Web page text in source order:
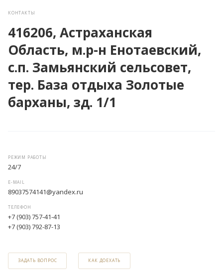
КОНТАКТЫ
416206, Астраханская
Область, м.р-н Енотаевский,
с.п. Замьянский сельсовет,
тер. База отдыха Золотые
барханы, зд. 1/1
РЕЖИМ РАБОТЫ
24/7
E-MAIL
89037574141@yandex.ru
ТЕЛЕФОН
+7 (903) 757-41-41
+7 (903) 792-87-13
ЗАДАТЬ ВОПРОС КАК ДОЕХАТЬ